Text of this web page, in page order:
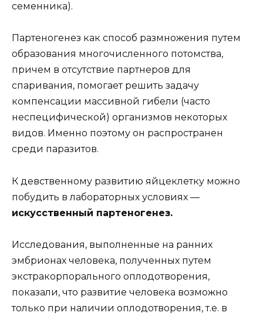
семенника).
Партеногенез как способ размножения путем
образования многочисленного потомства,
причем в отсутствие партнеров для
спаривания, помогает решить задачу
компенсации массивной гибели (часто
неспецифической) организмов некоторых
видов. Именно поэтому он распространен
среди паразитов.
К девственному развитию яйцеклетку можно
побудить в лабораторных условиях —
искусственный партеногенез.
Исследования, выполненные на ранних
эмбрионах человека, полученных путем
экстракорпорального оплодотворения,
показали, что развитие человека возможно
только при наличии оплодотворения, т.е. в